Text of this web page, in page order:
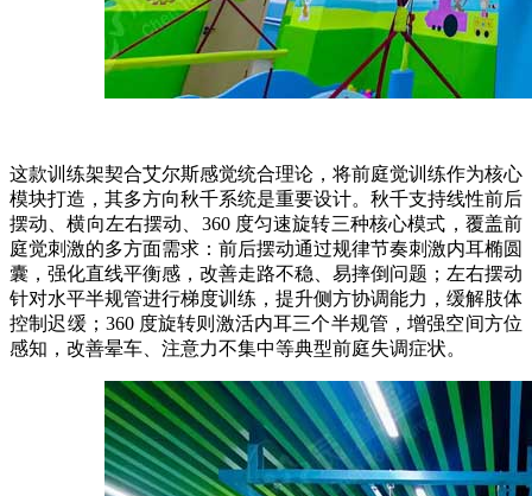
这款训练架契合艾尔斯感觉统合理论，将前庭觉训练作为核心
模块打造，其多方向秋千系统是重要设计。秋千支持线性前后
摆动、横向左右摆动、360 度匀速旋转三种核心模式，覆盖前
庭觉刺激的多方面需求：前后摆动通过规律节奏刺激内耳椭圆
囊，强化直线平衡感，改善走路不稳、易摔倒问题；左右摆动
针对水平半规管进行梯度训练，提升侧方协调能力，缓解肢体
控制迟缓；360 度旋转则激活内耳三个半规管，增强空间方位
感知，改善晕车、注意力不集中等典型前庭失调症状。